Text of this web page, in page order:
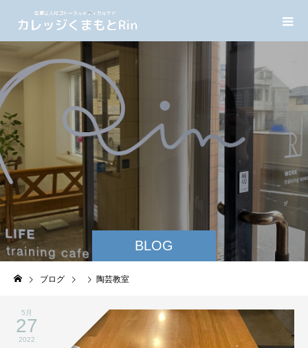
BLOG
ブログ 陶芸教室
5月
27
2022